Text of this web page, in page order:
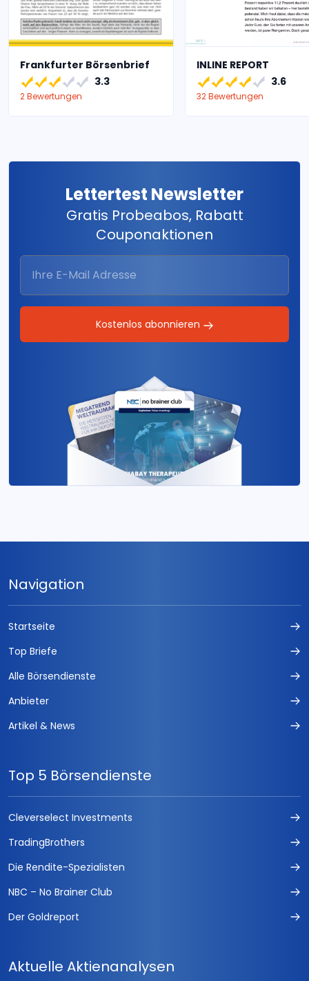
Frankfurter Börsenbrief
3.3
2 Bewertungen
INLINE REPORT
3.6
32 Bewertungen
Lettertest Newsletter
Gratis Probeabos, Rabatt
Couponaktionen
Kostenlos abonnieren
Navigation
Startseite
Top Briefe
Alle Börsendienste
Anbieter
Artikel & News
Top 5 Börsendienste
Cleverselect Investments
TradingBrothers
Die Rendite-Spezialisten
NBC – No Brainer Club
Der Goldreport
Aktuelle Aktienanalysen